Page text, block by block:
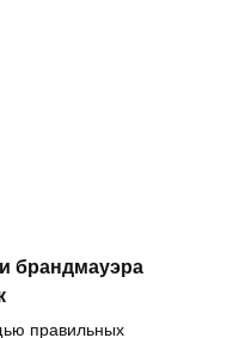
брандмауэра
правильных